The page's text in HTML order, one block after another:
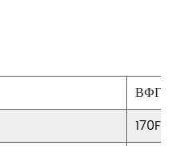
ВФГ-
170F